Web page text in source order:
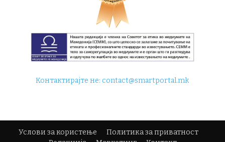
Контактирајте не:contact@smartportal.mk
Услови за користење
Политика за приватност